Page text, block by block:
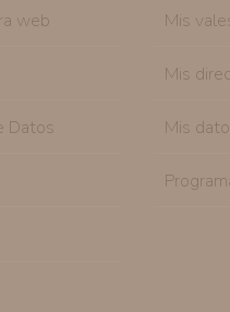
web
Datos
Mis
Mis
Mis